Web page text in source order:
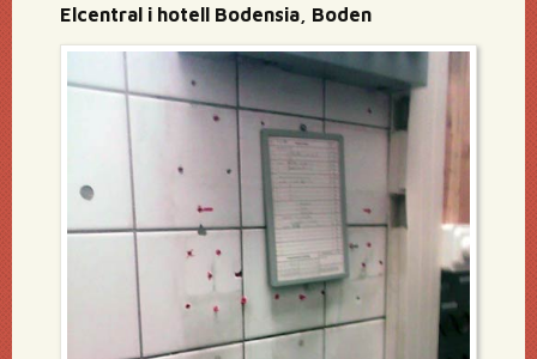
Elcentral i hotell Bodensia, Boden